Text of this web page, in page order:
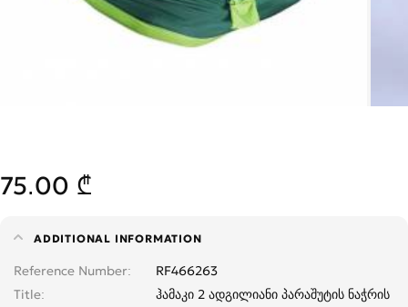
75.00 ₾
ADDITIONAL INFORMATION
Reference Number
RF466263
Title
ჰამაკი 2 ადგილიანი პარაშუტის ნაჭრის